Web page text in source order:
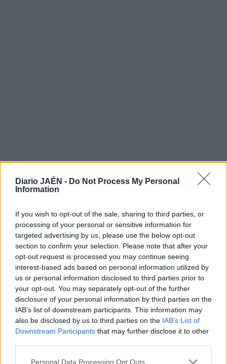
Diario JAÉN - Do Not Process My Personal
Information
If you wish to opt-out of the sale, sharing to third parties, or
processing of your personal or sensitive information for
targeted advertising by us, please use the below opt-out
section to confirm your selection. Please note that after your
opt-out request is processed you may continue seeing
interest-based ads based on personal information utilized by
us or personal information disclosed to third parties prior to
your opt-out. You may separately opt-out of the further
disclosure of your personal information by third parties on the
IAB’s list of downstream participants. This information may
also be disclosed by us to third parties on the IAB’s List of
Downstream Participants that may further disclose it to other
Personal Data Processing Opt Outs
LO MÁS LEÍDO
Jaén
camión de reparto de bombonas